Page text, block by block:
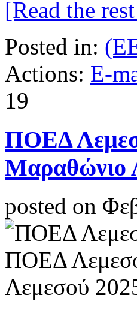
[Read the
Posted in:
Actions: E-
19
ΠΟΕΔ
Μαραθώνιο
posted on